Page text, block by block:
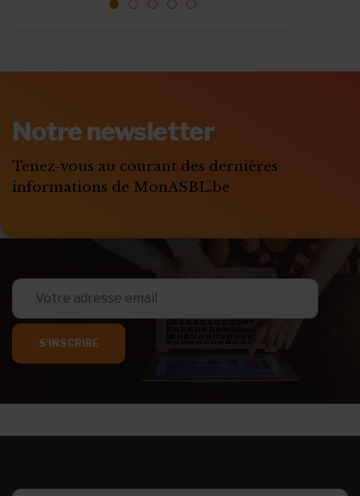
1 2 3 4
MONASBL.BE
S'ABONNER
Notre newsletter
Tenez-vous au courant des dernières
informations de MonASBL.be
S'INSCRIRE